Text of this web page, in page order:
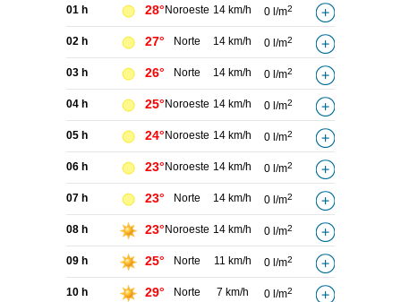
01 h 28° Noroeste 14 km/h 0 l/m2
02 h 27° Norte 14 km/h 0 l/m2
03 h 26° Norte 14 km/h 0 l/m2
04 h 25° Noroeste 14 km/h 0 l/m2
05 h 24° Noroeste 14 km/h 0 l/m2
06 h 23° Noroeste 14 km/h 0 l/m2
07 h 23° Norte 14 km/h 0 l/m2
08 h 23° Noroeste 14 km/h 0 l/m2
09 h 25° Norte 11 km/h 0 l/m2
10 h 29° Norte 7 km/h 0 l/m2